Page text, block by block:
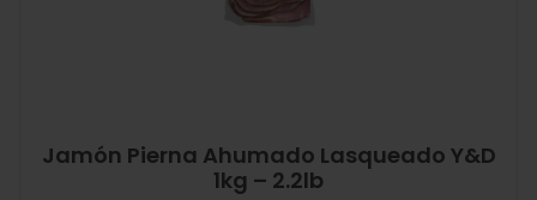
Jamón Pierna Ahumado Lasqueado Y&D
1kg – 2.2lb